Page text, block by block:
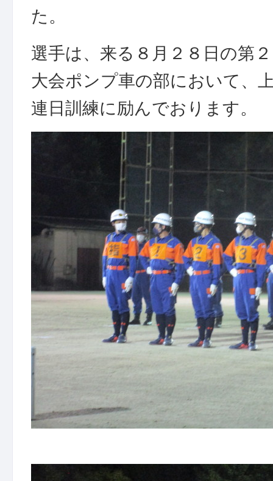
た。
選手は、来る８月２８日の第
大会ポンプ車の部において、
連日訓練に励んでおります。